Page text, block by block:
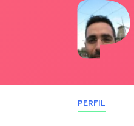
PERFIL